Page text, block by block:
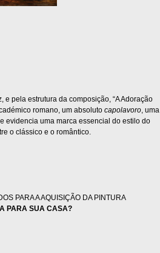
pela estrutura da composição, “A Adoração
romano, um absoluto capolavoro, uma
evidencia uma marca essencial do estilo do
o clássico e o romântico.
PARA A AQUISIÇÃO DA PINTURA
PARA SUA CASA?